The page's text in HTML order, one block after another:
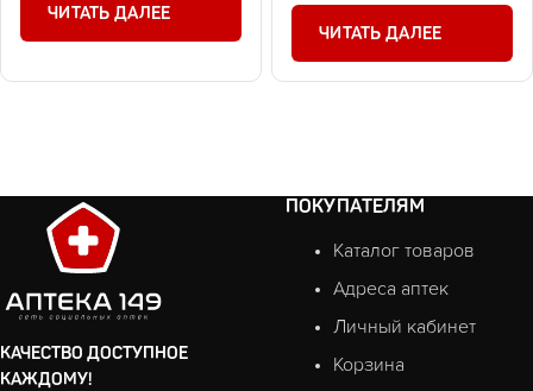
ЧИТАТЬ ДАЛЕЕ
ЧИТАТЬ ДАЛЕЕ
КАЧЕСТВО ДОСТУПНОЕ
КАЖДОМУ!
ПОКУПАТЕЛЯМ
Каталог товаров
Адреса аптек
Личный кабинет
Корзина